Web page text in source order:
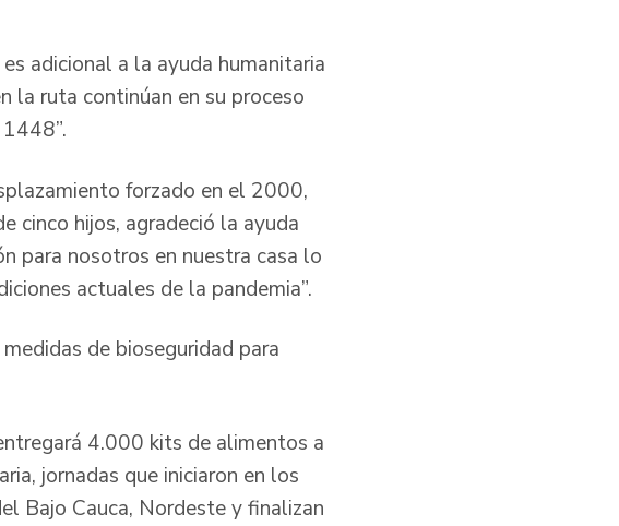
adicional a la ayuda humanitaria
la ruta continúan en su proceso
forzado en el 2000,
cinco hijos, agradeció la ayuda
para nosotros en nuestra casa lo
actuales de la pandemia”.
de bioseguridad para
4.000 kits de alimentos a
jornadas que iniciaron en los
Bajo Cauca, Nordeste y finalizan